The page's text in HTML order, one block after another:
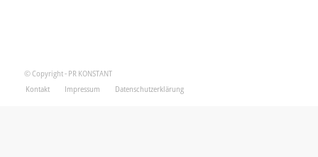
© Copyright - PR KONSTANT
Kontakt
Impressum Datenschutzerklärung